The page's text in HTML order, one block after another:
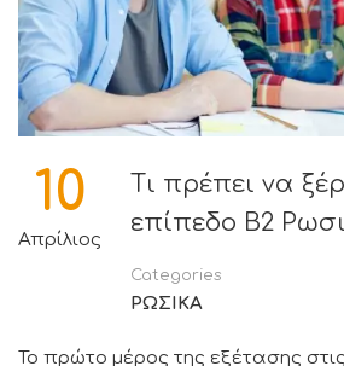
10
Απρίλιος
Τι πρέπει να
επίπεδο Β2
Categories
ΡΩΣΙΚΑ
Το πρώτο μέρος της εξέτασης στις